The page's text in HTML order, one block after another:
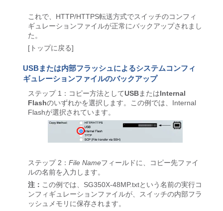
これで、HTTP/HTTPS転送方式でスイッチのコンフィ
ギュレーションファイルが正常にバックアップされまし
た。
[トップに戻る]
USBまたは内部フラッシュによるシステムコンフィ
ギュレーションファイルのバックアップ
ステップ 1：コピー方法としてUSBまたはInternal
Flashのいずれかを選択します。この例では、Internal
Flashが選択されています。
ステップ 2： File Nameフィールドに、コピー先ファイ
ルの名前を入力します。
注： この例では、SG350X-48MP.txtという名前の実行コ
ンフィギュレーションファイルが、スイッチの内部フラ
ッシュメモリに保存されます。